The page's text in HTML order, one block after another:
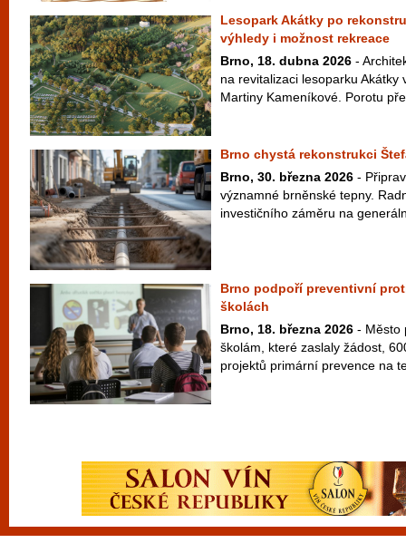
Lesopark Akátky po
výhledy i možnost rekreace
Brno, 18. dubna 2026 -
na revitalizaci lesoparku Akátky
Martiny Kameníkové. Porotu
Brno chystá rekonstrukci
Brno, 30. března 2026 -
významné brněnské tepny.
investičního záměru na
Brno podpoří preventivní
školách
Brno, 18. března 2026 - Město
školám, které zaslaly žádost,
projektů primární prevence na